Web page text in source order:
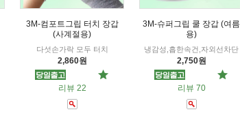
3M-컴포트그립 터치 장갑
(사계절용)
다섯손가락 모두 터치
2,860원
리뷰 22
3M-슈퍼그립 쿨 장갑 (여름
용)
냉감성,흡한속건,자외선차단
2,750원
리뷰 70